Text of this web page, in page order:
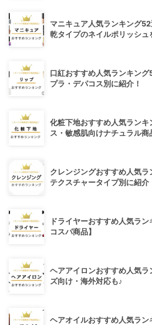
マニキュア人気ランキング
乾タイプのネイルポリッシュ
口紅おすすめ人気ランキン
プラ・デパコス別に紹介！
化粧下地おすすめ人気ラン
ス・敏感肌向けナチュラル商
クレンジングおすすめ人気
テクスチャータイプ別に紹介
ドライヤーおすすめ人気ラ
コスパ商品】
ヘアアイロンおすすめ人気
ズ向け・海外対応も♪
ヘアオイルおすすめ人気ラ